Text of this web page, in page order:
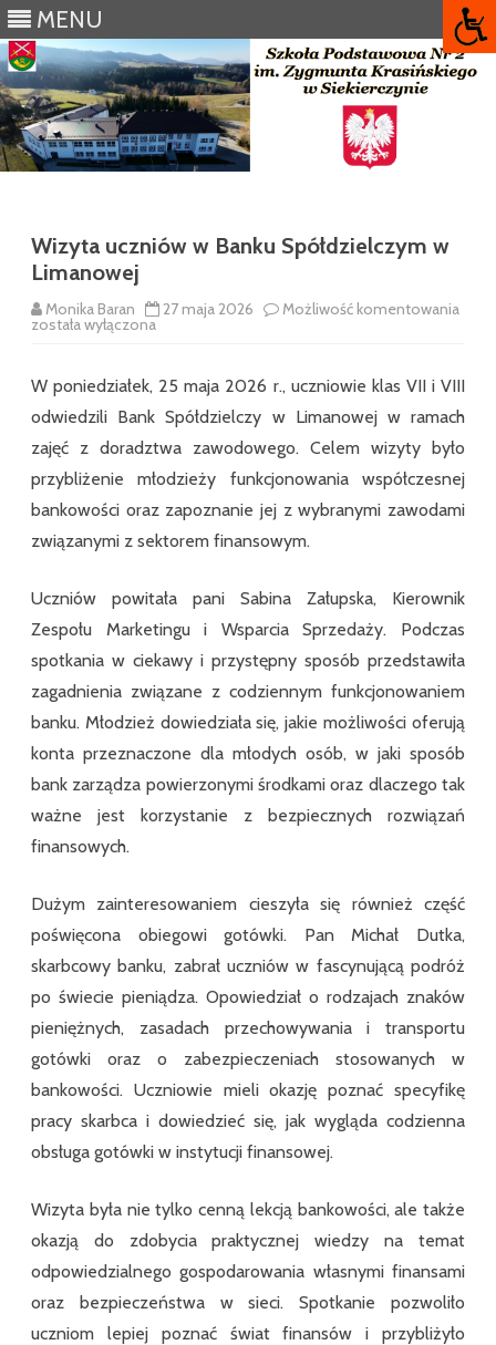
MENU
Wizyta uczniów w Banku Spółdzielczym w
Limanowej
Monika Baran 27 maja 2026 Możliwość komentowania
w
została wyłączona
W poniedziałek, 25 maja 2026 r., uczniowie klas VII i VIII
odwiedzili Bank Spółdzielczy w Limanowej w ramach
zajęć z doradztwa zawodowego. Celem wizyty było
przybliżenie młodzieży funkcjonowania współczesnej
bankowości oraz zapoznanie jej z wybranymi zawodami
związanymi z sektorem finansowym.
Uczniów powitała pani Sabina Załupska, Kierownik
Zespołu Marketingu i Wsparcia Sprzedaży. Podczas
spotkania w ciekawy i przystępny sposób przedstawiła
zagadnienia związane z codziennym funkcjonowaniem
banku. Młodzież dowiedziała się, jakie możliwości oferują
konta przeznaczone dla młodych osób, w jaki sposób
bank zarządza powierzonymi środkami oraz dlaczego tak
ważne jest korzystanie z bezpiecznych rozwiązań
finansowych.
Dużym zainteresowaniem cieszyła się również część
poświęcona obiegowi gotówki. Pan Michał Dutka,
skarbcowy banku, zabrał uczniów w fascynującą podróż
po świecie pieniądza. Opowiedział o rodzajach znaków
pieniężnych, zasadach przechowywania i transportu
gotówki oraz o zabezpieczeniach stosowanych w
bankowości. Uczniowie mieli okazję poznać specyfikę
pracy skarbca i dowiedzieć się, jak wygląda codzienna
obsługa gotówki w instytucji finansowej.
Wizyta była nie tylko cenną lekcją bankowości, ale także
okazją do zdobycia praktycznej wiedzy na temat
odpowiedzialnego gospodarowania własnymi finansami
oraz bezpieczeństwa w sieci. Spotkanie pozwoliło
uczniom lepiej poznać świat finansów i przybliżyło